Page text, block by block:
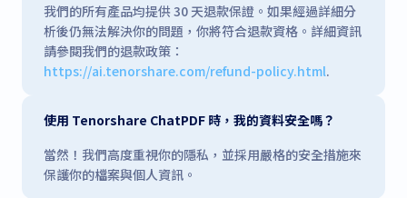
我們的所有產品均提供 30 天退款保證。如果經過詳細分
析後仍無法解決你的問題，你將符合退款資格。詳細資訊
請參閱我們的退款政策：
https://ai.tenorshare.com/refund-policy.html.
使用 Tenorshare ChatPDF 時，我的資料安全嗎？
當然！我們高度重視你的隱私，並採用嚴格的安全措施來
保護你的檔案與個人資訊。